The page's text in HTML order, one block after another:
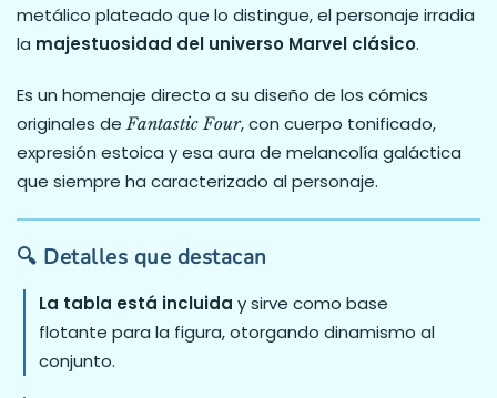
metálico plateado que lo distingue, el personaje irradia
la majestuosidad del universo Marvel clásico.
Es un homenaje directo a su diseño de los cómics
originales deFantastic Four, con cuerpo tonificado,
expresión estoica y esa aura de melancolía galáctica
que siempre ha caracterizado al personaje.
🔍 Detalles que destacan
La tabla está incluida y sirve como base
flotante para la figura, otorgando dinamismo al
conjunto.